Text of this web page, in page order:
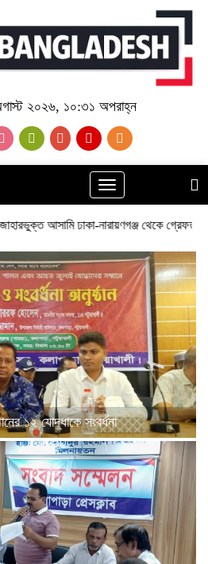
২০২৬, ১০:৩১ অপরাহ্ন
Toggle
navigation
নারায়ণগঞ্জ থেকে গ্রেফতার উচ্চ আদালতের
১২ যোদ্ধাকে সংবর্ধনা